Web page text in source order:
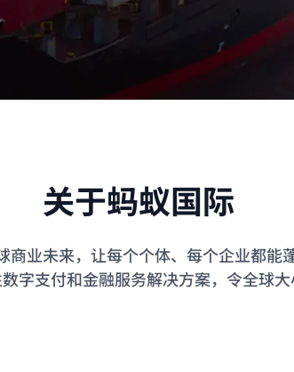
关于蚂蚁国际
商业未来，让每个个体、每个企业都能
字支付和金融服务解决方案，令全球大